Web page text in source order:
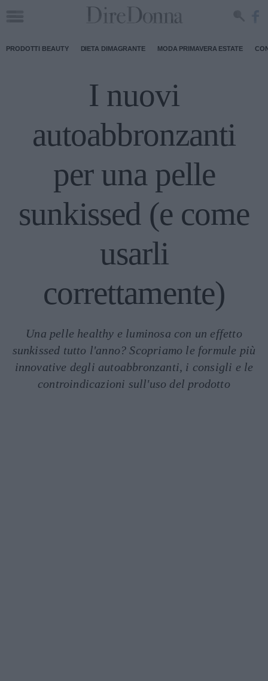
PRODOTTI BEAUTY DIETA DIMAGRANTE MODA PRIMAVERA ESTATE
I nuovi
autoabbronzanti
per una pelle
sunkissed (e come
usarli
correttamente)
Una pelle healthy e luminosa con un effetto
sunkissed tutto l'anno? Scopriamo le formule più
innovative degli autoabbronzanti, i consigli e le
controindicazioni sull'uso del prodotto